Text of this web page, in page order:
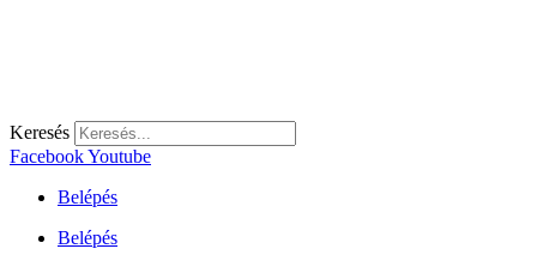
Keresés
FacebookYoutube
Belépés
Belépés